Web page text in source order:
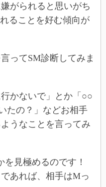
がられると思いがち
ることを好む傾向が
ってSM診断してみま
かないで」とか「○○
たの？」などお相手
うなことを言ってみ
を見極めるのです！
あれば、相手はMっ